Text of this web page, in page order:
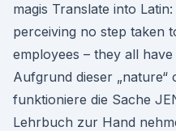
magis Translate into
perceiving no step taken
employees – they all
Aufgrund dieser „nature“
funktioniere die Sache
Lehrbuch zur Hand